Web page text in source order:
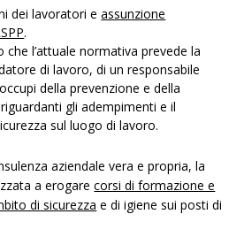
dei lavoratori eassunzione
.
l’attuale normativa prevede la
di lavoro, di un responsabile
della prevenzione e della
gli adempimenti e il
sul luogo di lavoro.
aziendale vera e propria, la
a erogarecorsi di formazione e
di sicurezza e di igiene sui posti di